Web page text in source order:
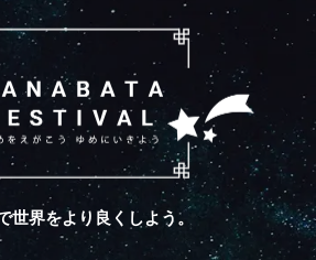
世界をより良くしよう。